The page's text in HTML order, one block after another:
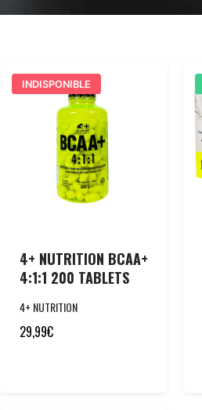
INDISPONIBLE
4+ NUTRITION BCAA+
4:1:1 200 TABLETS
4+ NUTRITION
29,99€